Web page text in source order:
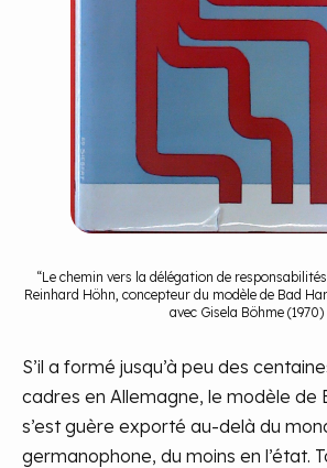
“Le chemin vers la délégation de
Reinhard Höhn, concepteur du modèle de Bad
avec Gisela Böhme (1970)
S’il a formé jusqu’à peu des
cadres en Allemagne, le modèle de
s’est guère exporté au-delà du
germanophone, du moins en l’état.